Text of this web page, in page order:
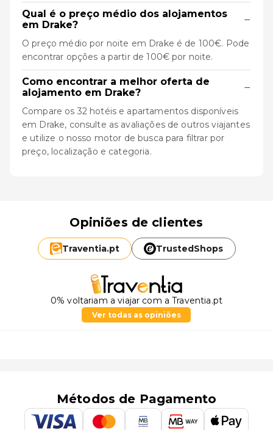
Qual é o preço médio dos alojamentos
em Drake?
−
O preço médio por noite em Drake é de 100€. Pode
encontrar opções a partir de 100€ por noite.
Como encontrar a melhor oferta de
alojamento em Drake?
−
Compare os 32 hotéis e apartamentos disponíveis
em Drake, consulte as avaliações de outros viajantes
e utilize o nosso motor de busca para filtrar por
preço, localização e categoria.
Opiniões de clientes
Traventia.pt TrustedShops
0% voltariam a viajar com a Traventia.pt
Ver todas as opiniões
Métodos de Pagamento